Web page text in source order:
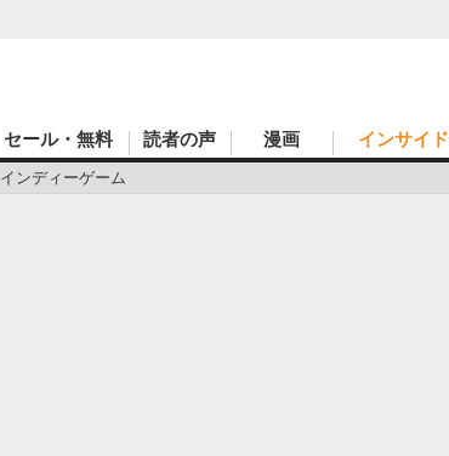
インディーゲーム
セール・無料 読者の声 漫画 インサイド